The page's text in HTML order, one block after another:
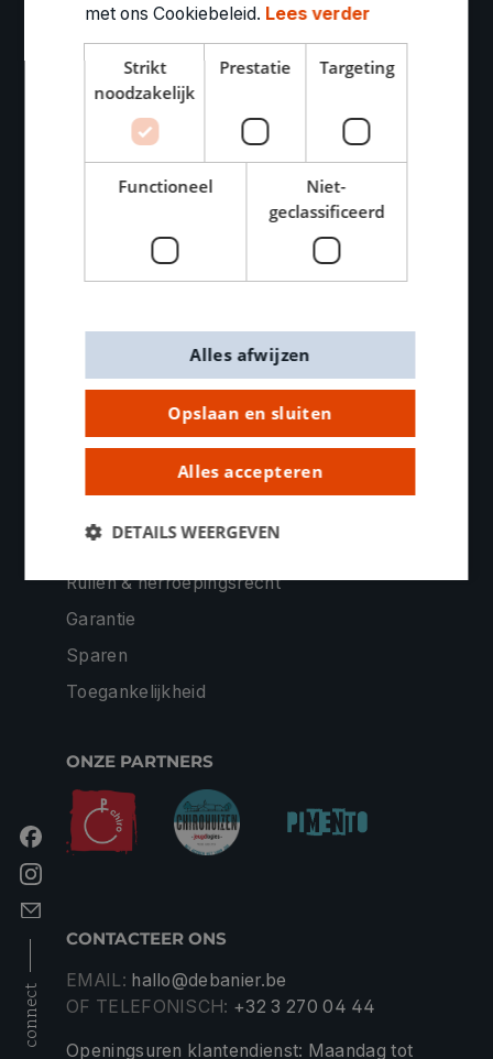
connect
Contacteer ons
Bedrijfsinformatie
Onze missie
Vacatures
Privacybeleid
Merken
KLANTENSERVICE
Zakelijk bestellen
Levering & verzending
Ruilen & herroepingsrecht
Garantie
Sparen
Toegankelijkheid
ONZE PARTNERS
CONTACTEER ONS
EMAIL: hallo@debanier.be
OF TELEFONISCH: +32 3 270 04 44
Openingsuren klantendienst: Maandag tot
met ons Cookiebeleid. Lees verder
Strikt
noodzakelijk
Prestatie Targeting
Functioneel
Niet-
geclassificeerd
Opslaan en sluiten
Alles accepteren
Alles afwijzen
DETAILS WEERGEVEN